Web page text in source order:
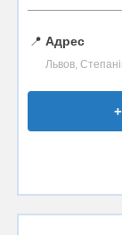
📍 Адрес
Львов,